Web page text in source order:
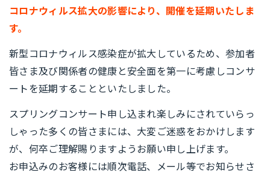
コロナウィルス拡大の影響により、開催を延期いたしま
す。
新型コロナウィルス感染症が拡大しているため、参加者
皆さま及び関係者の健康と安全面を第一に考慮しコンサ
ートを延期することといたしました。
スプリングコンサート申し込まれ楽しみにされていらっ
しゃった多くの皆さまには、大変ご迷惑をおかけします
が、何卒ご理解賜りますようお願い申し上げます。
お申込みのお客様には順次電話、メール等でお知らせさ